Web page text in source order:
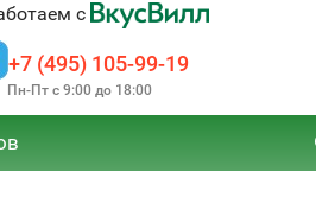
с
+7 (495) 105-99-19
Пн-Пт с 9:00 до 18:00